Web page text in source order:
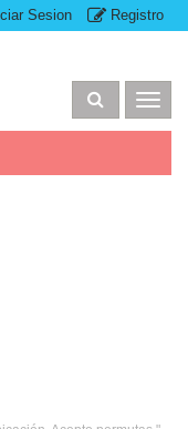
Sesion Registro